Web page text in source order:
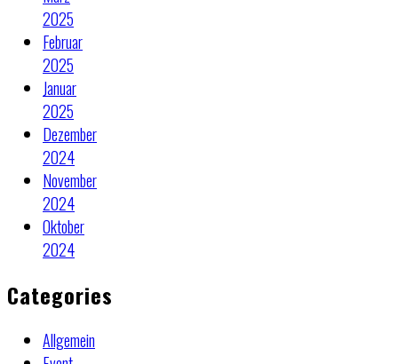
2025
Februar
2025
Januar
2025
Dezember
2024
November
2024
Oktober
2024
Categories
Allgemein